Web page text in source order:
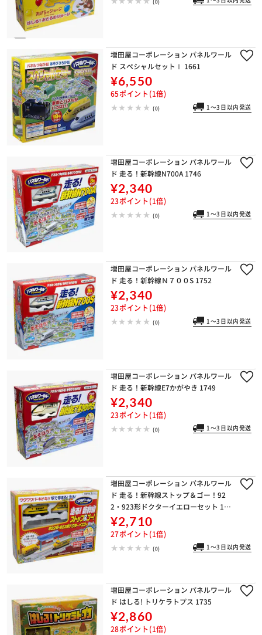
増田屋コーポレーション パネルワール
ド スペシャルセットⅠ 1661
¥6,550
65ポイント(1倍)
(0) 1～3日以内発送
増田屋コーポレーション パネルワール
ド 走る！新幹線N700A 1746
¥2,340
23ポイント(1倍)
(0) 1～3日以内発送
増田屋コーポレーション パネルワール
ド 走る！新幹線Ｎ７００S 1752
¥2,340
23ポイント(1倍)
(0) 1～3日以内発送
増田屋コーポレーション パネルワール
ド 走る！新幹線E7かがやき 1749
¥2,340
23ポイント(1倍)
(0) 1～3日以内発送
増田屋コーポレーション パネルワール
ド 走る！新幹線ストップ＆ゴー！92
2・923形ドクターイエローセット 174
3
¥2,710
27ポイント(1倍)
(0) 1～3日以内発送
増田屋コーポレーション パネルワール
ド はしる! トリケラトプス 1735
¥2,860
28ポイント(1倍)